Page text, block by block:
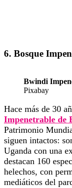
6. Bosque
Bwindi
Pixabay
Hace más de 30
Impenetrable de
Patrimonio
siguen intactos:
Uganda con una
destacan 160
helechos, con
mediáticos del